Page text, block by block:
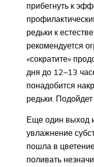
прибегнуть к
редьки к
рекомендуется
«сократите»
дня до 12–13
понадобится
редьки.
Еще один выход
увлажнение
пошла в
поливать